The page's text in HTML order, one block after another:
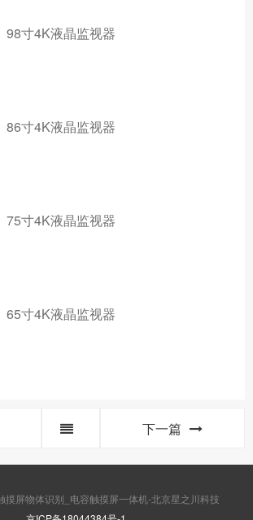
98寸4K液晶监视器
86寸4K液晶监视器
75寸4K液晶监视器
65寸4K液晶监视器
下一篇
摸屏物体识别_电容触摸屏一体机-北京星之川科技